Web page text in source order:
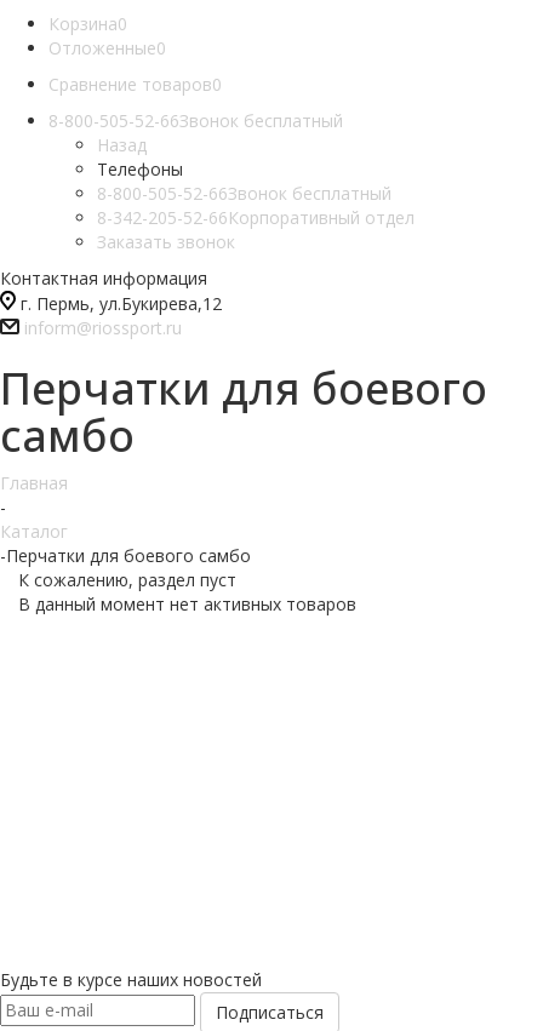
Корзина0
Отложенные0
Сравнение товаров0
8-800-505-52-66Звонок бесплатный
Назад
Телефоны
8-800-505-52-66Звонок бесплатный
8-342-205-52-66Корпоративный отдел
Заказать звонок
Контактная информация
г. Пермь, ул.Букирева,12
inform@riossport.ru
Перчатки для боевого
самбо
Главная
-
Каталог
-Перчатки для боевого самбо
К сожалению, раздел пуст
В данный момент нет активных товаров
Будьте в курсе наших новостей